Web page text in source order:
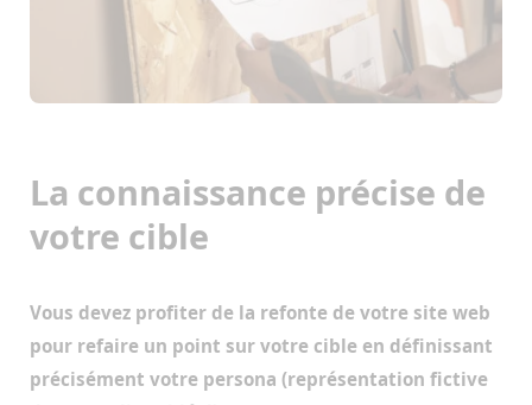
La connaissance précise de
votre cible
Vous devez profiter de la refonte de votre site web
pour refaire un point sur votre cible en définissant
précisément votre persona (représentation fictive